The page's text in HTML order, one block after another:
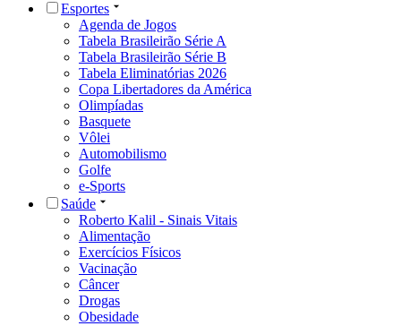
Esportes
Agenda de Jogos
Tabela Brasileirão Série A
Tabela Brasileirão Série B
Tabela Eliminatórias 2026
Copa Libertadores da América
Olimpíadas
Basquete
Vôlei
Automobilismo
Golfe
e-Sports
Saúde
Roberto Kalil - Sinais Vitais
Alimentação
Exercícios Físicos
Vacinação
Câncer
Drogas
Obesidade